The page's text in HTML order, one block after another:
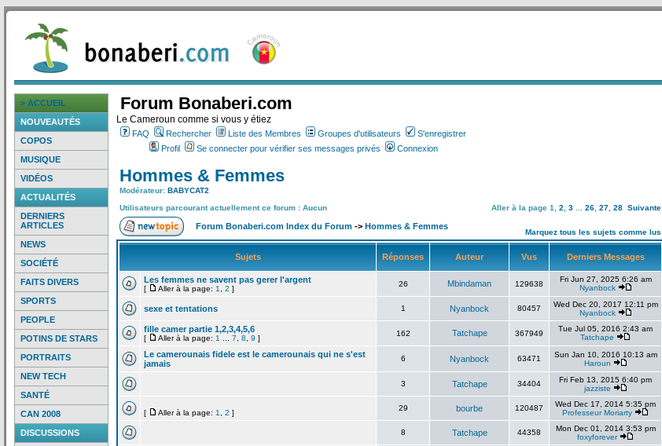
> ACCUEIL
NOUVEAUTÉS
COPOS
MUSIQUE
VIDÉOS
ACTUALITÉS
DERNIERS
ARTICLES
NEWS
SOCIÉTÉ
FAITS DIVERS
SPORTS
PEOPLE
POTINS DE STARS
PORTRAITS
NEW TECH
SANTÉ
CAN 2008
DISCUSSIONS
Forum Bonaberi.com
Le Cameroun comme si vous y étiez
FAQ Rechercher Liste des Membres Groupes d'utilisateurs
S'enregistrer
Profil
Se connecter pour vérifier ses messages privés Connexion
Hommes & Femmes
Modérateur: BABYCAT2
Utilisateurs parcourant actuellement ce forum : Aucun
Aller à la page 1 2 3 26 27 28 Suivante
Forum Bonaberi.com Index du Forum -> Hommes & Femmes
Marquez tous les sujets comme lus
Sujets Réponses Auteur Vus Derniers Messages
Les femmes ne savent pas gerer l'argent
[ Aller à la page: 1 2 ]
26 Mbindaman 129638
Fri Jun 27, 2025 6:26 am
Nyanbock
sexe et tentations 1 Nyanbock 80457
Wed Dec 20, 2017 12:11 pm
Nyanbock
fille camer partie 1,2,3,4,5,6
[ Aller à la page: 1 7 8 9 ]
162 Tatchape 367949
Tue Jul 05, 2016 2:43 am
Tatchape
Le camerounais fidele est le camerounais qui ne s'est
jamais
6 Nyanbock 63471
Sun Jan 10, 2016 10:13 am
Haroun
3 Tatchape 34404
Fri Feb 13, 2015 6:40 pm
jazziste
[ Aller à la page: 1 2 ]
29 bourbe 120487
Wed Dec 17, 2014 5:35 pm
Professeur Moriarty
8 Tatchape 44358
Mon Dec 01, 2014 3:53 pm
foxyforever